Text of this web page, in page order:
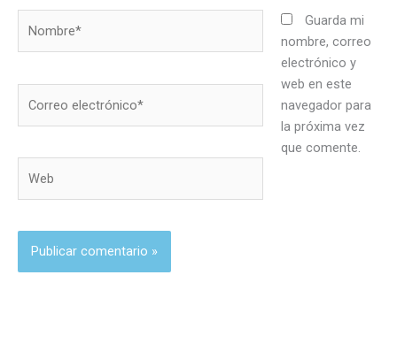
electrónico*
Guarda mi
nombre, correo
electrónico y
web en este
navegador para
la próxima vez
que comente.